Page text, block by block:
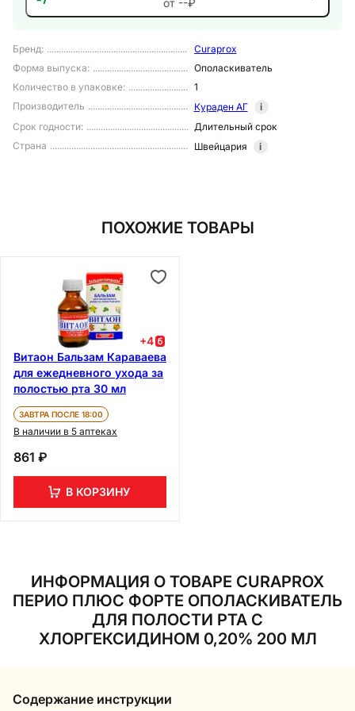
Бренд:
Curaprox
Форма выпуска:
Ополаскиватель
Количество в упаковке:
1
Производитель
Кураден АГ
i
Срок годности:
Длительный срок
Страна
Швейцария i
от --₽
ПОХОЖИЕ ТОВАРЫ
+4
Витаон Бальзам Караваева
для ежедневного ухода за
полостью рта 30 мл
ЗАВТРА ПОСЛЕ 18:00
В наличии в 5 аптеках
861 ₽
В КОРЗИНУ
ИНФОРМАЦИЯ О ТОВАРЕ CURAPROX
ПЕРИО ПЛЮС ФОРТЕ ОПОЛАСКИВАТЕЛЬ
ДЛЯ ПОЛОСТИ РТА С
ХЛОРГЕКСИДИНОМ 0,20% 200 МЛ
Содержание инструкции